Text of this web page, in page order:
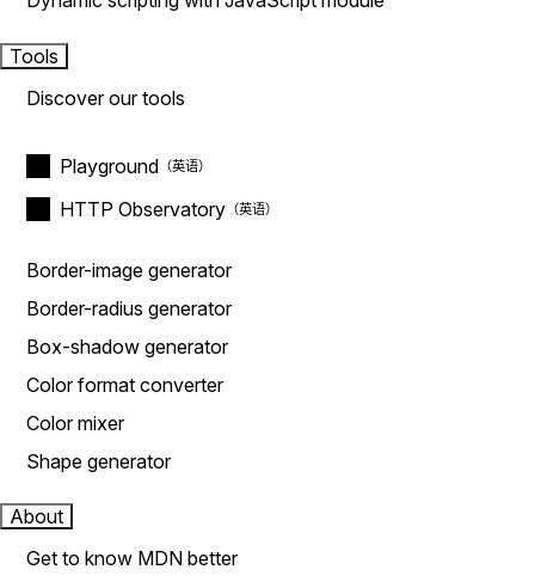
Tools
Discover our tools
Playground
HTTP Observatory
Border-image generator
Border-radius generator
Box-shadow generator
Color format converter
Color mixer
Shape generator
About
Get to know MDN better